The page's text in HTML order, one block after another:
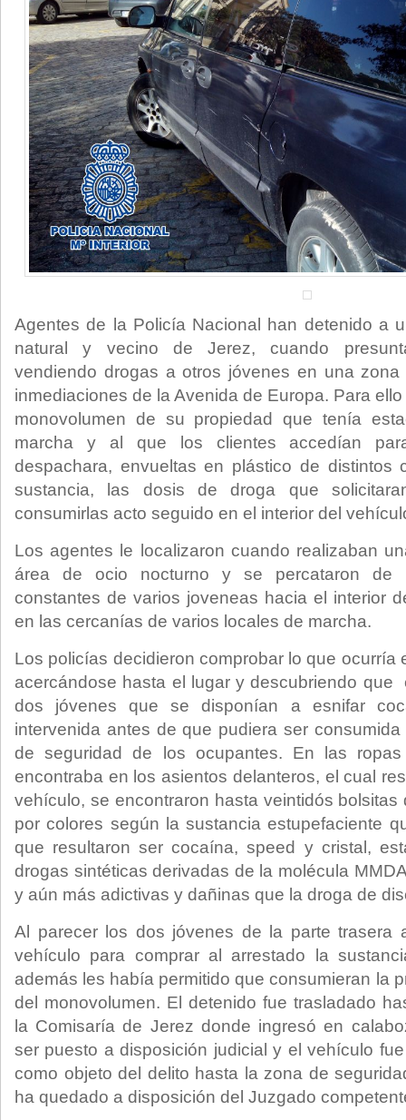
Agentes de la Policía Nacional han detenido a
natural y vecino de Jerez, cuando
vendiendo drogas a otros jóvenes en una
inmediaciones de la Avenida de Europa. Para
monovolumen de su propiedad que tenía
marcha y al que los clientes accedían
despachara, envueltas en plástico de distintos
sustancia, las dosis de droga que
consumirlas acto seguido en el interior del
Los agentes le localizaron cuando realizaban
área de ocio nocturno y se percataron de
constantes de varios joveneas hacia el interior
en las cercanías de varios locales de marcha.
Los policías decidieron comprobar lo que ocurría
acercándose hasta el lugar y descubriendo que
dos jóvenes que se disponían a esnifar
intervenida antes de que pudiera ser
de seguridad de los ocupantes. En las
encontraba en los asientos delanteros, el cual
vehículo, se encontraron hasta veintidós bolsitas
por colores según la sustancia estupefaciente
que resultaron ser cocaína, speed y cristal,
drogas sintéticas derivadas de la molécula
y aún más adictivas y dañinas que la droga de
Al parecer los dos jóvenes de la parte trasera
vehículo para comprar al arrestado la
además les había permitido que consumieran la
del monovolumen. El detenido fue trasladado
la Comisaría de Jerez donde ingresó en
ser puesto a disposición judicial y el vehículo
como objeto del delito hasta la zona de
ha quedado a disposición del Juzgado